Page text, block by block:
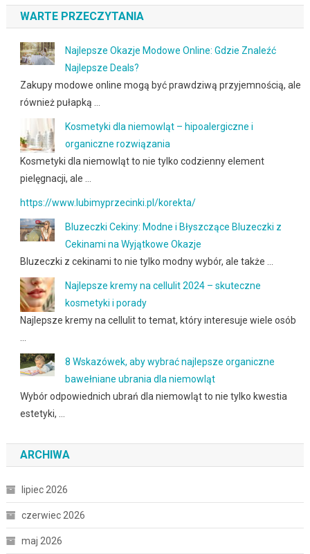
WARTE PRZECZYTANIA
Najlepsze Okazje Modowe Online: Gdzie Znaleźć
Najlepsze Deals?
Zakupy modowe online mogą być prawdziwą przyjemnością, ale
również pułapką …
Kosmetyki dla niemowląt – hipoalergiczne i
organiczne rozwiązania
Kosmetyki dla niemowląt to nie tylko codzienny element
pielęgnacji, ale …
https://www.lubimyprzecinki.pl/korekta/
Bluzeczki Cekiny: Modne i Błyszczące Bluzeczki z
Cekinami na Wyjątkowe Okazje
Bluzeczki z cekinami to nie tylko modny wybór, ale także …
Najlepsze kremy na cellulit 2024 – skuteczne
kosmetyki i porady
Najlepsze kremy na cellulit to temat, który interesuje wiele osób
8 Wskazówek, aby wybrać najlepsze organiczne
bawełniane ubrania dla niemowląt
Wybór odpowiednich ubrań dla niemowląt to nie tylko kwestia
estetyki, …
ARCHIWA
lipiec 2026
czerwiec 2026
maj 2026